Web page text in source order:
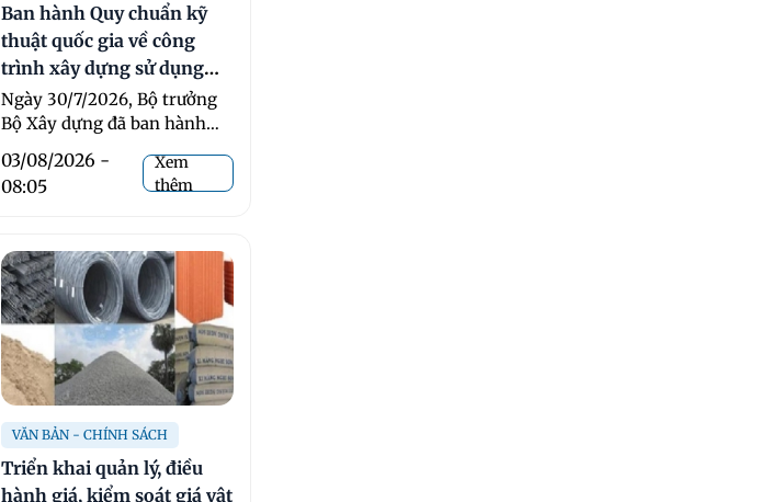
Ban hành Quy chuẩn kỹ
thuật quốc gia về công
trình xây dựng sử dụng
năng lượng hiệu quả
Ngày 30/7/2026, Bộ trưởng
Bộ Xây dựng đã ban hành
BXD ban ...
03/08/2026 -
08:05
Xem
thêm
VĂN BẢN - CHÍNH SÁCH
Triển khai quản lý, điều
hành giá, kiểm soát giá vật